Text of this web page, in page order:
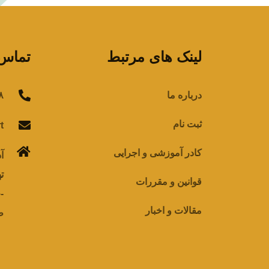
لینک های مرتبط
درباره ما
ثبت نام
کادر آموزشی و اجرایی
قوانین و مقررات
مقالات و اخبار